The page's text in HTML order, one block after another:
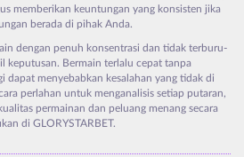
memberikan keuntungan yang konsisten jika
berada di pihak Anda.
dengan penuh konsentrasi dan tidak terburu-
keputusan. Bermain terlalu cepat tanpa
dapat menyebabkan kesalahan yang tidak di
perlahan untuk menganalisis setiap putaran,
permainan dan peluang menang secara
di GLORYSTARBET.